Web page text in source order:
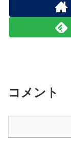
コメント